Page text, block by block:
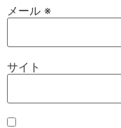
メール ※
サイト